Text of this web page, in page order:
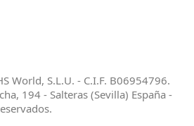
World, S.L.U. - C.I.F. B06954796.
194 - Salteras (Sevilla) España -